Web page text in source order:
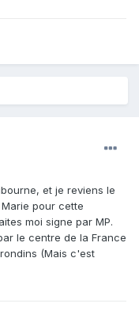
et je reviens le
pour cette
moi signe par MP.
le centre de la France
(Mais c'est